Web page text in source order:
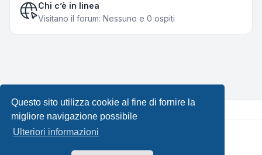
Questo sito utilizza cookie al fine di fornire la
migliore navigazione possibile
Ulteriori informazioni
Chi c’è in linea
Visitano il forum: Nessuno e 0 ospiti
Creato daphpBB® Forum Software © phpBB Limited •
Leenoz.com